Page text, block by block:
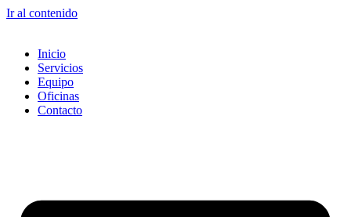
Ir al contenido
Inicio
Servicios
Equipo
Oficinas
Contacto